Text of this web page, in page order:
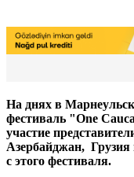
На днях в
фестиваль "One
участие
Азербайджан,
с этого фестиваля.